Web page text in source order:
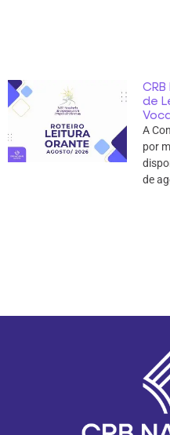
de
A
por
de